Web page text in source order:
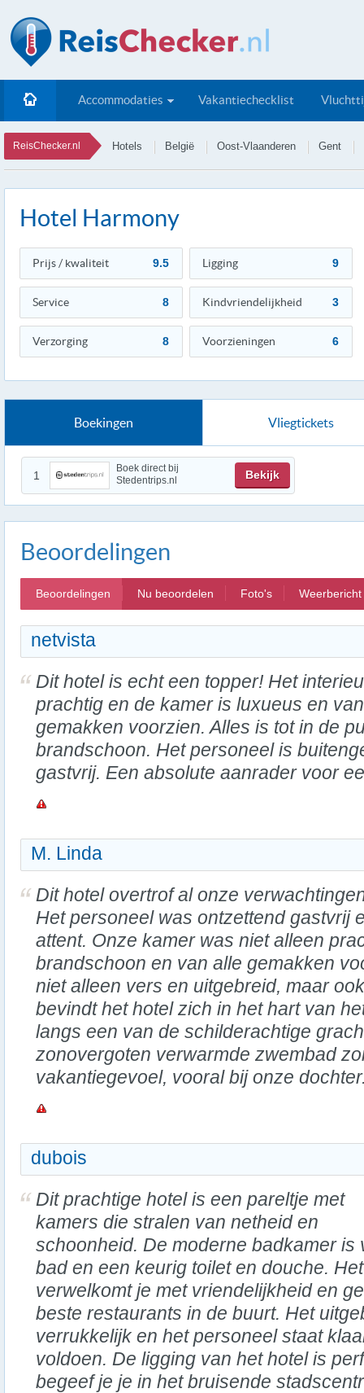
Accommodaties Vakantiechecklist
ReisChecker.nl Hotels België Oost-Vlaanderen Gent
Hotel Harmony
Prijs / kwaliteit 9.5 Ligging 9
Service 8 Kindvriendelijkheid 3
Verzorging 8 Voorzieningen 6
Boekingen Vliegtickets
1
Boek direct bij
Stedentrips.nl
Bekijk
Beoordelingen
Beoordelingen Nu beoordelen Foto's Weerbericht
netvista
Dit hotel is echt een topper! Het
prachtig en de kamer is luxueus en
gemakken voorzien. Alles is tot in de
brandschoon. Het personeel is
gastvrij. Een absolute aanrader voor
M. Linda
Dit hotel overtrof al onze
Het personeel was ontzettend gastvrij
attent. Onze kamer was niet alleen
brandschoon en van alle gemakken
niet alleen vers en uitgebreid, maar
bevindt het hotel zich in het hart van
langs een van de schilderachtige
zonovergoten verwarmde zwembad
vakantiegevoel, vooral bij onze
dubois
Dit prachtige hotel is een pareltje met
kamers die stralen van netheid en
schoonheid. De moderne badkamer is
bad en een keurig toilet en douche.
verwelkomt je met vriendelijkheid en
beste restaurants in de buurt. Het
verrukkelijk en het personeel staat
voldoen. De ligging van het hotel is
begeef je je in het bruisende